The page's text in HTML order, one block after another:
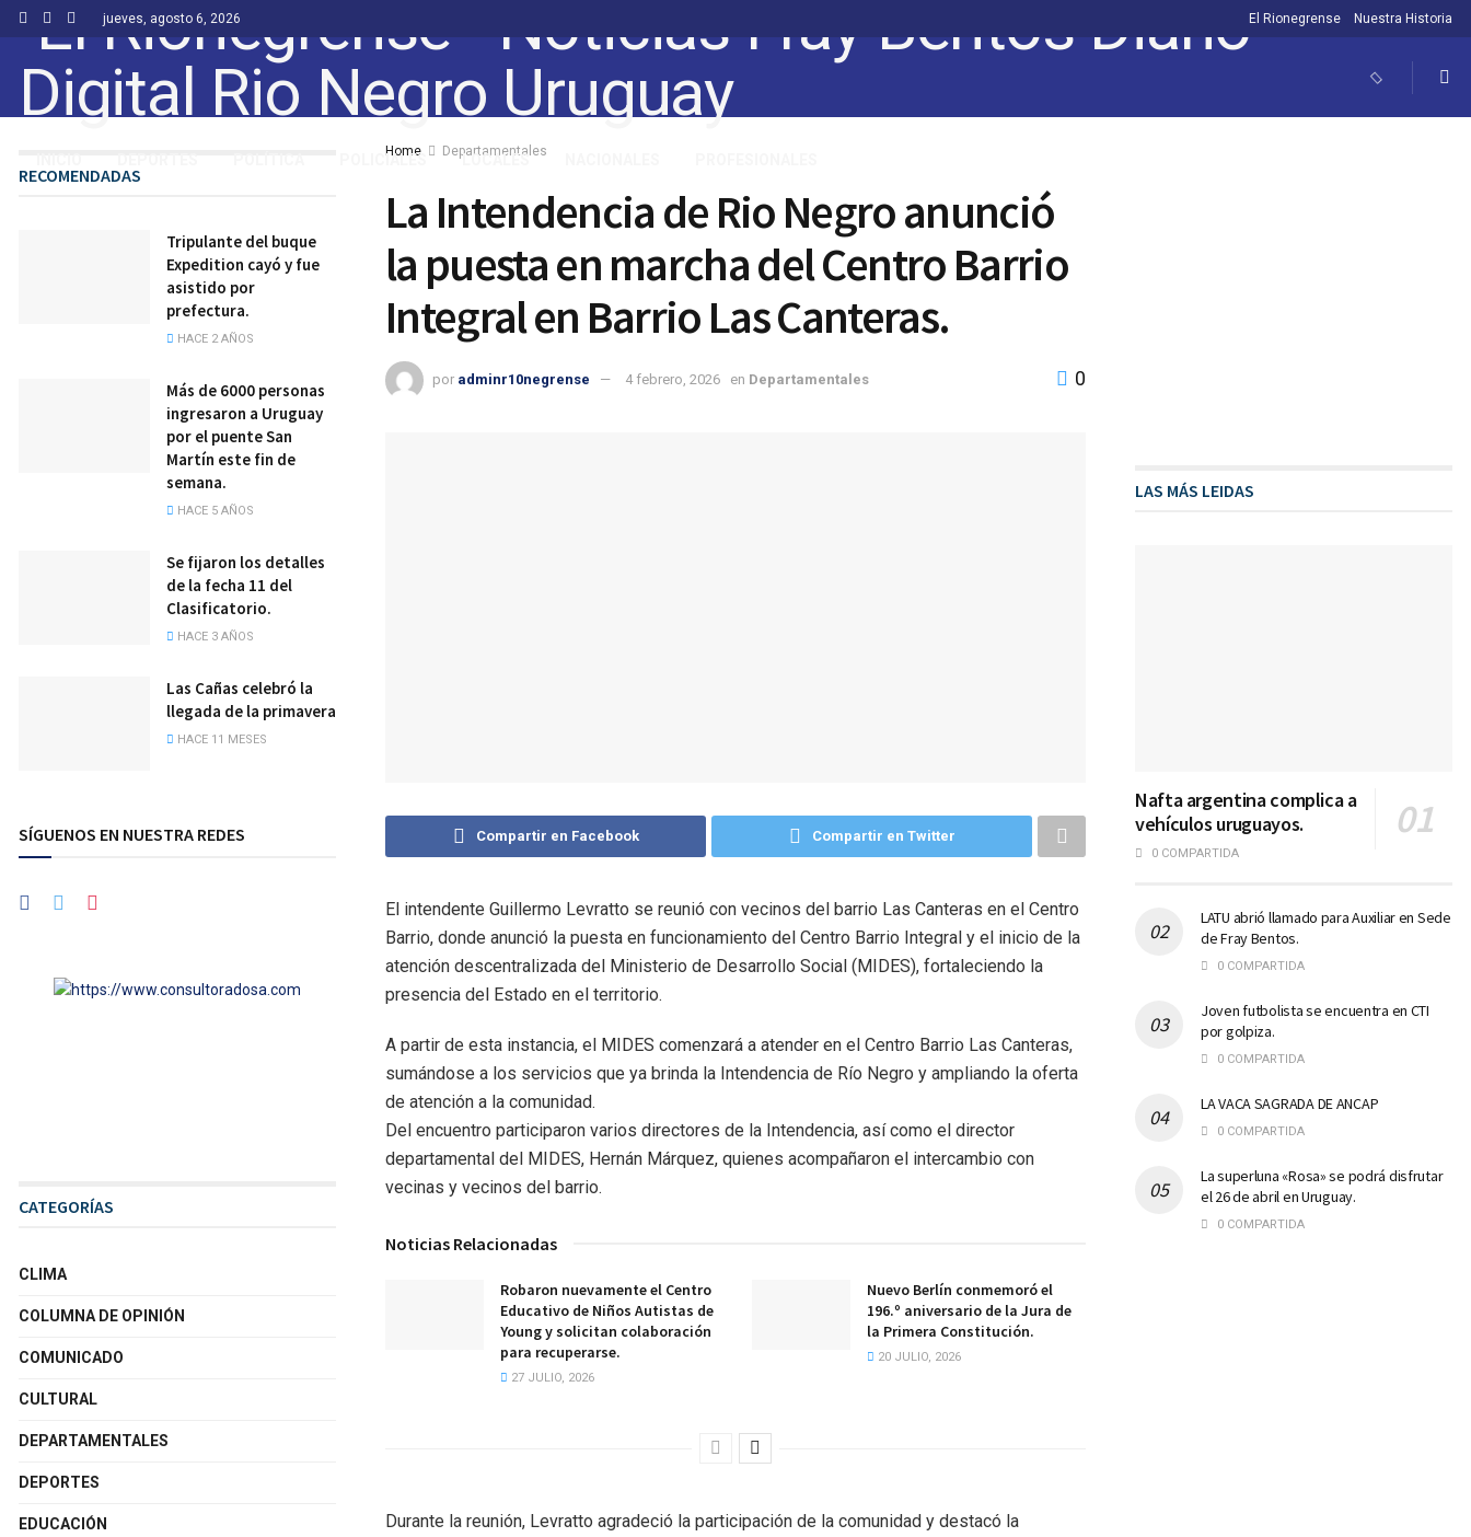
jueves, agosto 6, 2026 El Rionegrense Nuestra Historia
POLICIALES LOCALES
Home Departamentales
La Intendencia de Rio Negro anunció
la puesta en marcha del Centro Barrio
Integral en Barrio Las Canteras.
por adminr10negrense 4 febrero, 2026 en Departamentales 0
Compartir en Facebook Compartir en Twitter
El intendente Guillermo Levratto se reunió con vecinos del barrio Las Canteras en el Centro
Barrio, donde anunció la puesta en funcionamiento del Centro Barrio Integral y el inicio de la
atención descentralizada del Ministerio de Desarrollo Social (MIDES), fortaleciendo la
presencia del Estado en el territorio.
A partir de esta instancia, el MIDES comenzará a atender en el Centro Barrio Las Canteras,
sumándose a los servicios que ya brinda la Intendencia de Río Negro y ampliando la oferta
de atención a la comunidad.
Del encuentro participaron varios directores de la Intendencia, así como el director
departamental del MIDES, Hernán Márquez, quienes acompañaron el intercambio con
vecinas y vecinos del barrio.
Noticias Relacionadas
Robaron nuevamente el Centro
Educativo de Niños Autistas de
Young y solicitan colaboración
para recuperarse.
27 JULIO, 2026
Nuevo Berlín conmemoró el
196.º aniversario de la Jura de
la Primera Constitución.
20 JULIO, 2026
Durante la reunión, Levratto agradeció la participación de la comunidad y destacó la
RECOMENDADAS
Tripulante del buque
Expedition cayó y fue
asistido por
prefectura.
HACE 2 AÑOS
Más de 6000 personas
ingresaron a Uruguay
por el puente San
Martín este fin de
semana.
HACE 5 AÑOS
Se fijaron los detalles
de la fecha 11 del
Clasificatorio.
HACE 3 AÑOS
Las Cañas celebró la
llegada de la primavera
HACE 11 MESES
SÍGUENOS EN NUESTRA REDES
CATEGORÍAS
CLIMA
COLUMNA DE OPINIÓN
COMUNICADO
CULTURAL
DEPARTAMENTALES
DEPORTES
EDUCACIÓN
LAS MÁS LEIDAS
Nafta argentina complica a
vehículos uruguayos.
0 COMPARTIDA
LATU abrió llamado para Auxiliar en Sede
de Fray Bentos.
0 COMPARTIDA
Joven futbolista se encuentra en CTI
por golpiza.
0 COMPARTIDA
LA VACA SAGRADA DE ANCAP
0 COMPARTIDA
La superluna «Rosa» se podrá disfrutar
el 26 de abril en Uruguay.
0 COMPARTIDA